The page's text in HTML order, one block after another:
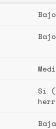
Bajo
Sí
Baja